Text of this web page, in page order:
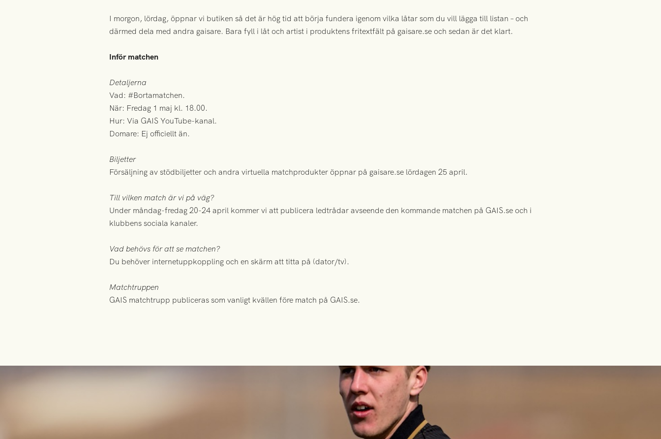
I morgon, lördag, öppnar vi butiken så det är hög tid att börja fundera igenom vilka låtar som du vill lägga till listan – och
därmed dela med andra gaisare. Bara fyll i låt och artist i produktens fritextfält på gaisare.se och sedan är det klart.
Inför matchen
Detaljerna
Vad: #Bortamatchen.
När: Fredag 1 maj kl. 18.00.
Hur: Via GAIS YouTube-kanal.
Domare: Ej officiellt än.
Biljetter
Försäljning av stödbiljetter och andra virtuella matchprodukter öppnar på gaisare.se lördagen 25 april.
Till vilken match är vi på väg?
Under måndag-fredag 20-24 april kommer vi att publicera ledtrådar avseende den kommande matchen på GAIS.se och i
klubbens sociala kanaler.
Vad behövs för att se matchen?
Du behöver internetuppkoppling och en skärm att titta på (dator/tv).
Matchtruppen
GAIS matchtrupp publiceras som vanligt kvällen före match på GAIS.se.